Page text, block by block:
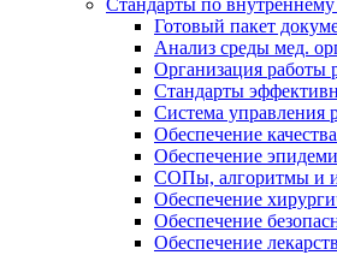
Стандарты по внутреннему
Готовый пакет
Анализ среды мед.
Организация работы
Стандарты
Система управления
Обеспечение
Обеспечение
СОПы, алгоритмы и
Обеспечение
Обеспечение
Обеспечение